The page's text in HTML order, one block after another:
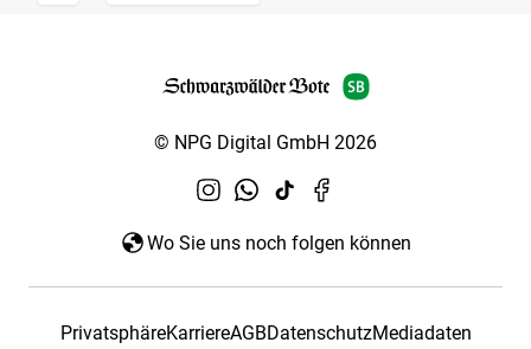
© NPG Digital GmbH 2026
Wo Sie uns noch folgen können
PrivatsphäreKarriereAGBDatenschutzMediadaten